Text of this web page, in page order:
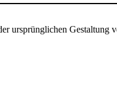
ursprünglichen Gestaltung